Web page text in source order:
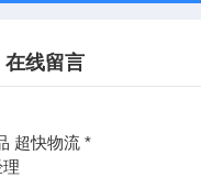
在线留言
超快物流 *